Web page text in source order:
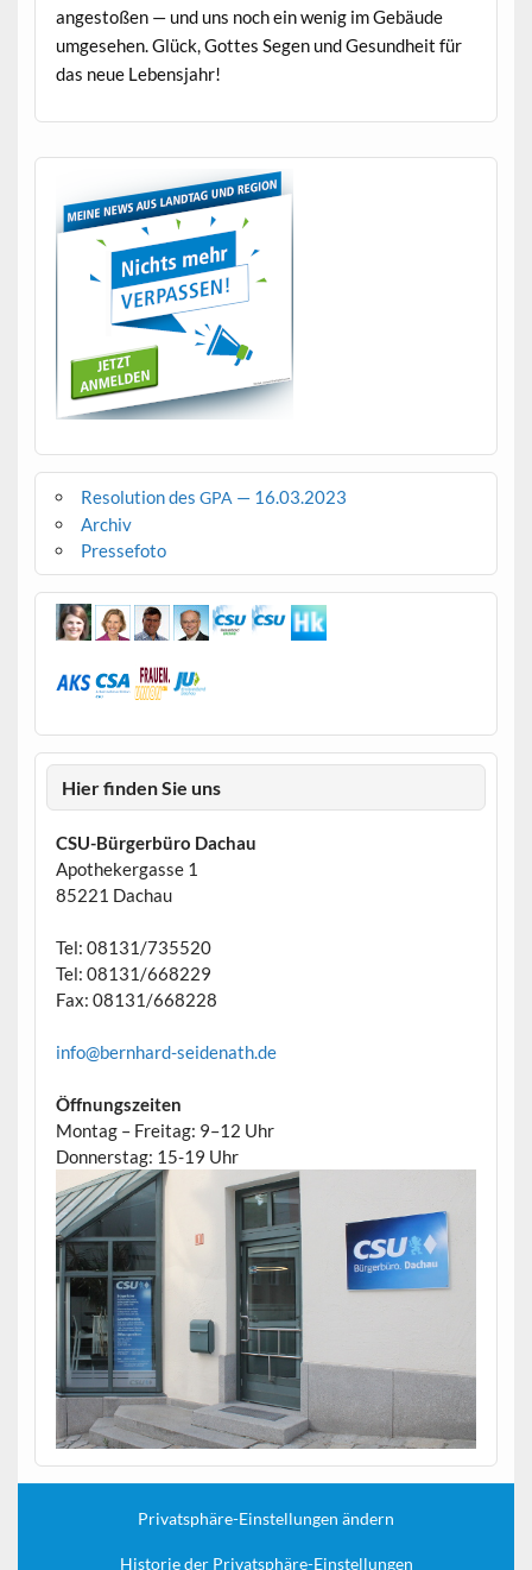
angestoßen — und uns noch ein wenig im Gebäude
umge­se­hen. Glück, Gottes Segen und Gesund­heit für
das neue Lebensjahr!
Resolution des GPA — 16.03.2023
Archiv
Pressefoto
Hier finden Sie uns
CSU-Bürgerbüro Dachau
Apothekergasse 1
85221 Dachau
Tel: 08131/735520
Tel: 08131/668229
Fax: 08131/668228
info@bernhard-seidenath.de
Öffnungszeiten
Montag – Freitag: 9–12 Uhr
Donnerstag: 15-19 Uhr
Privatsphäre-Einstellungen ändern
Historie der Privatsphäre-Einstellungen